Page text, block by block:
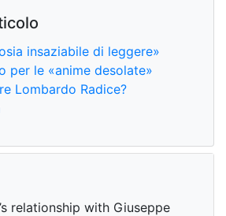
insaziabile di leggere»
per le «anime desolate»
Lombardo Radice?
relationship with Giuseppe